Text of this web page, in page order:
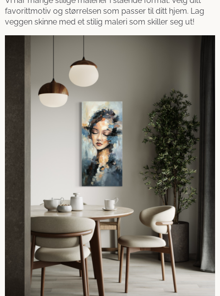
favorittmotiv og størrelsen som passer til ditt hjem. Lag
veggen skinne med et stilig maleri som skiller seg ut!